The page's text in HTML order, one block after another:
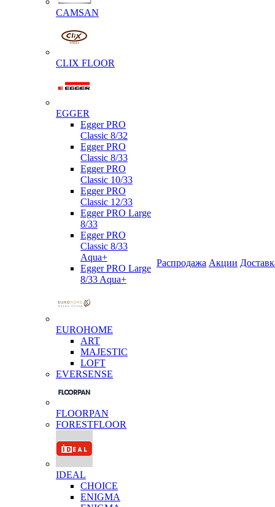
CAMSAN
CLIX FLOOR
EGGER
Egger PRO
Classic 8/32
Egger PRO
Classic 8/33
Egger PRO
Classic 10/33
Egger PRO
Classic 12/33
Egger PRO Large
8/33
Egger PRO
Classic 8/33
Aqua+
Egger PRO Large
8/33 Aqua+
EUROHOME
ART
MAJESTIC
LOFT
EVERSENSE
FLOORPAN
FORESTFLOOR
IDEAL
CHOICE
ENIGMA
Распродажа Акции